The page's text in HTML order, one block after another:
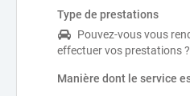
Type de prestations
Pouvez-vous vous
effectuer vos prestations ?
Manière dont le service